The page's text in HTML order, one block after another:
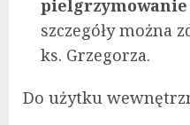
szczegóły można
ks. Grzegorza.
Do użytku